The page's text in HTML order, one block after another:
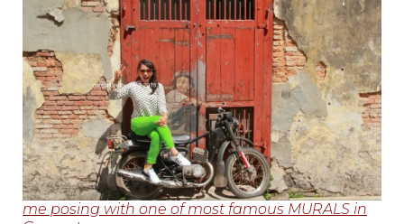
me posing with one of most famous MURALS in